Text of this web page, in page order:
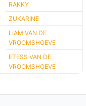
RAKKY
ZUKARINE
LIAM VAN DE
VROOMSHOEVE
ETESS VAN DE
VROOMSHOEVE